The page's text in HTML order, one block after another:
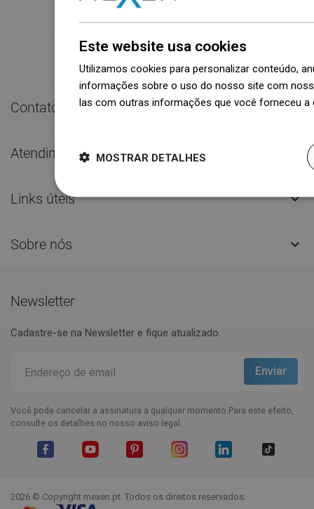
produtos disponíveis!
Contato rápido 
Atendimento ao Cliente
Links úteis 
Sobre nós 
Newsletter
Cadastre-se na Newsletter e fique atualizado.
Você pode cancelar a assinatura a qualquer momento.Para este efeito,
consulte os detalhes no nosso aviso legal.
2026 © Copyright mexen.pt. Todos os direitos reservados.
Este website usa cookies
Utilizamos cookies para personalizar conteúdo,
informações sobre o uso do nosso site com
las com outras informações que você forneceu
MOSTRAR DETALHES